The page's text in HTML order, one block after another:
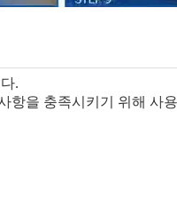
.
항을 충족시키기 위해 사